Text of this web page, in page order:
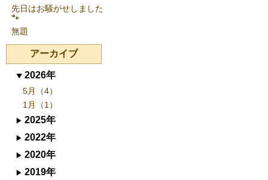
先日はお騒がせしました
🐾
無題
アーカイブ
2026年
5月（4）
1月（1）
2025年
2022年
2020年
2019年